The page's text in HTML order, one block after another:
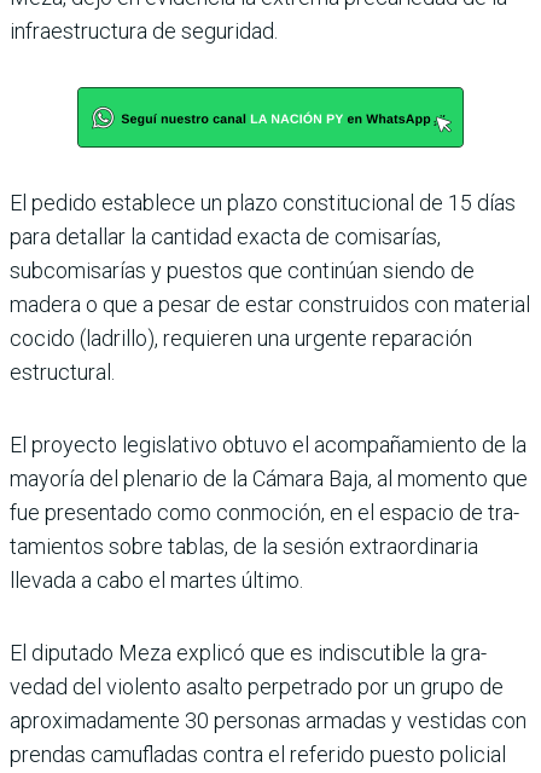
infraestructura de seguridad.
El pedido establece un plazo constitucional de 15 días
para detallar la cantidad exacta de comisarías,
subcomisarías y puestos que continúan siendo de
madera o que a pesar de estar construidos con mate­rial
cocido (ladrillo), requie­ren una urgente reparación
estructural.
El proyecto legislativo obtuvo el acompañamiento de la
mayoría del plenario de la Cámara Baja, al momento que
fue presentado como con­moción, en el espacio de tra­
tamientos sobre tablas, de la sesión extraordinaria
llevada a cabo el martes último.
El diputado Meza explicó que es indiscutible la gra­
vedad del violento asalto perpetrado por un grupo de
aproximadamente 30 personas armadas y ves­tidas con
prendas camu­fladas contra el referido puesto policial